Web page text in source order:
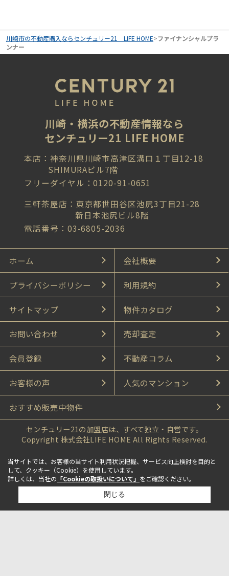
川崎市の不動産購入ならセンチュリー21 LIFE HOME>ファイナンシャルプラ
ンナー
川崎・横浜の不動産情報なら
センチュリー21 LIFE HOME
本店：神奈川県川崎市高津区溝口１丁目12-18
SHIMURAビル7階
フリーダイヤル：0120-91-0651
三軒茶屋店：東京都世田谷区池尻3丁目21-28
新日本池尻ビル8階
電話番号：03-6805-2036
ホーム 会社概要
プライバシーポリシー 利用規約
サイトマップ 物件カタログ
お問い合わせ 売却査定
会員登録 不動産コラム
お客様の声 人気のマンション
おすすめ販売中物件
センチュリー21の加盟店は、すべて独立・自営です。
Copyright 株式会社LIFE HOME All Rights Reserved.
当サイトでは、お客様の当サイト利用状況把握、サービス向上検討を目的と
して、クッキー（Cookie）を使用しています。
詳しくは、当社の 「Cookieの取扱いについて」 をご確認ください。
閉じる